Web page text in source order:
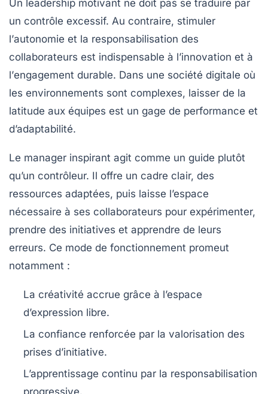
Un leadership motivant ne doit pas se traduire par
un contrôle excessif. Au contraire, stimuler
l’autonomie et la responsabilisation des
collaborateurs est indispensable à l’innovation et à
l’engagement durable. Dans une société digitale où
les environnements sont complexes, laisser de la
latitude aux équipes est un gage de performance et
d’adaptabilité.
Le manager inspirant agit comme un guide plutôt
qu’un contrôleur. Il offre un cadre clair, des
ressources adaptées, puis laisse l’espace
nécessaire à ses collaborateurs pour expérimenter,
prendre des initiatives et apprendre de leurs
erreurs. Ce mode de fonctionnement promeut
notamment :
La créativité accrue grâce à l’espace
d’expression libre.
La confiance renforcée par la valorisation des
prises d’initiative.
L’apprentissage continu par la responsabilisation
progressive.